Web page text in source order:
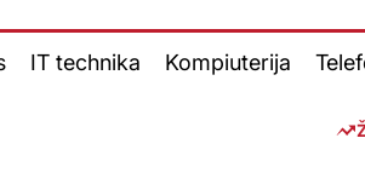
IT technika Kompiuterija